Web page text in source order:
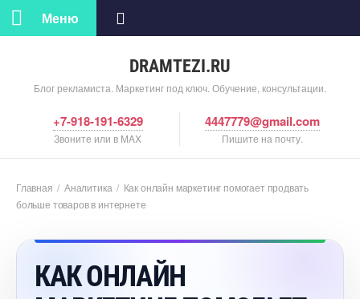
DRAMTEZI.RU
Блог рекламиста. Маркетинг под ключ. Обучение, консультации.
Меню
+7-918-191-6329
Звоните или в MAX
4447779@gmail.com
Пишите на почту.
Главная / Аналитика / Как онлайн маркетинг помогает продвать
ольше товаров в интернете
КАК ОНЛАЙН